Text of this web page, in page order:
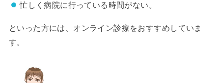
忙しく病院に行っている時間がない。
といった方には、オンライン診療をおすすめしていま
す。